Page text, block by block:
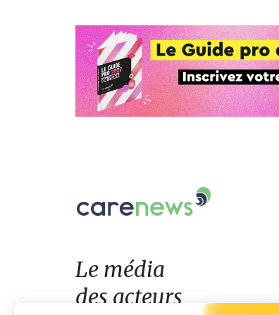
Le
acteurs
de
l'engagement
Le média
des acteurs